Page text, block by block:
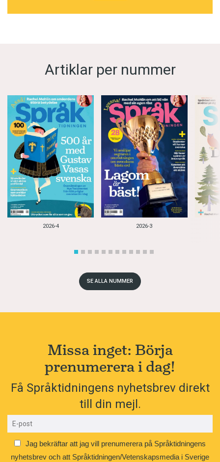
Artiklar per nummer
2026-4 2026-3
SE ALLA NUMMER
Missa inget: Börja
prenumerera i dag!
Få Språktidningens nyhetsbrev direkt
till din mejl.
Jag bekräftar att jag vill prenumerera på Språktidningens
nyhetsbrev och att Språktidningen/Vetenskapsmedia i Sverige